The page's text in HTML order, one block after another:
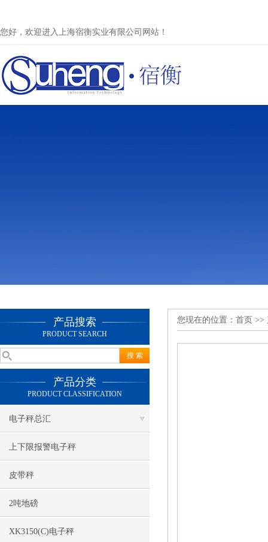
您好，欢迎进入上海宿衡实业有限公司网站！
产品搜索
PRODUCT SEARCH
产品分类
PRODUCT CLASSIFICATION
电子秤总汇
上下限报警电子秤
皮带秤
2吨地磅
XK3150(C)电子秤
您现在的位置： 首页 >>